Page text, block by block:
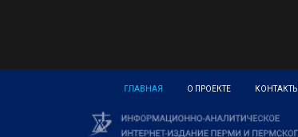
ГЛАВНАЯ О ПРОЕКТЕ КОНТАКТЫ